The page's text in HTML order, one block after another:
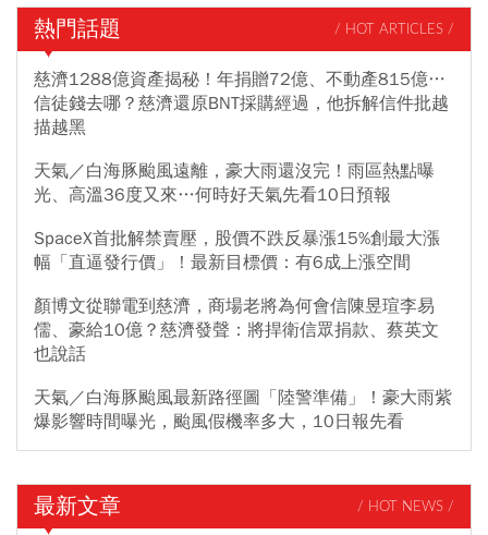
熱門話題 / HOT ARTICLES /
慈濟1288億資產揭秘！年捐贈72億、不動產815億…
信徒錢去哪？慈濟還原BNT採購經過，他拆解信件批越
描越黑
天氣／白海豚颱風遠離，豪大雨還沒完！雨區熱點曝
光、高溫36度又來…何時好天氣先看10日預報
SpaceX首批解禁賣壓，股價不跌反暴漲15%創最大漲
幅「直逼發行價」！最新目標價：有6成上漲空間
顏博文從聯電到慈濟，商場老將為何會信陳昱瑄李易
儒、豪給10億？慈濟發聲：將捍衛信眾捐款、蔡英文
也說話
天氣／白海豚颱風最新路徑圖「陸警準備」！豪大雨紫
爆影響時間曝光，颱風假機率多大，10日報先看
最新文章 / HOT NEWS /